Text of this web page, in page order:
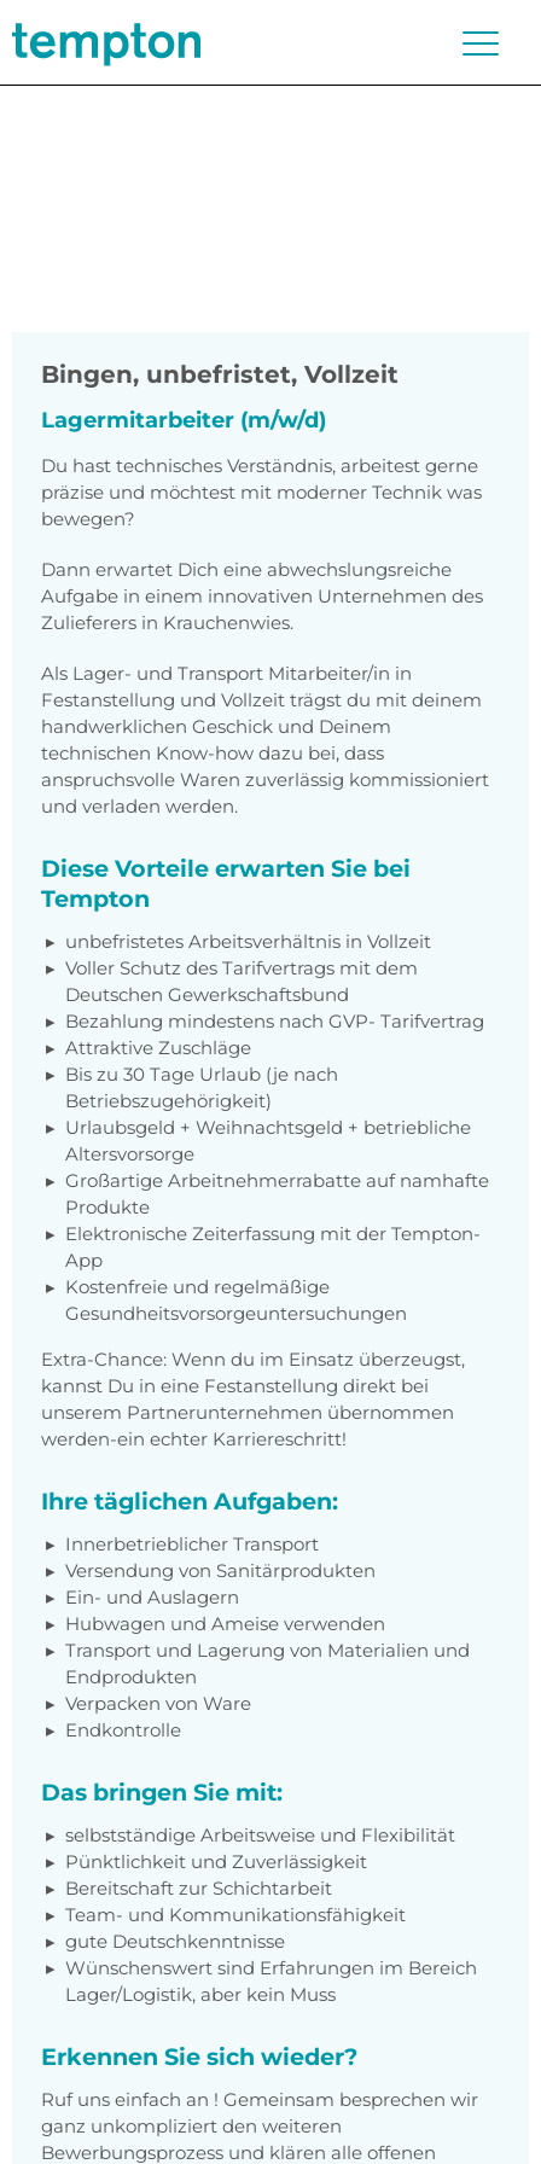
Bingen, unbefristet, Vollzeit
Lagermitarbeiter (m/w/d)
Du hast technisches Verständnis, arbeitest gerne
präzise und möchtest mit moderner Technik was
bewegen?
Dann erwartet Dich eine abwechslungsreiche
Aufgabe in einem innovativen Unternehmen des
Zulieferers in Krauchenwies.
Als Lager- und Transport Mitarbeiter/in in
Festanstellung und Vollzeit trägst du mit deinem
handwerklichen Geschick und Deinem
technischen Know-how dazu bei, dass
anspruchsvolle Waren zuverlässig kommissioniert
und verladen werden.
Diese Vorteile erwarten Sie bei
Tempton
unbefristetes Arbeitsverhältnis in Vollzeit
Voller Schutz des Tarifvertrags mit dem
Deutschen Gewerkschaftsbund
Bezahlung mindestens nach GVP- Tarifvertrag
Attraktive Zuschläge
Bis zu 30 Tage Urlaub (je nach
Betriebszugehörigkeit)
Urlaubsgeld + Weihnachtsgeld + betriebliche
Altersvorsorge
Großartige Arbeitnehmerrabatte auf namhafte
Produkte
Elektronische Zeiterfassung mit der Tempton-
App
Kostenfreie und regelmäßige
Gesundheitsvorsorgeuntersuchungen
Extra-Chance: Wenn du im Einsatz überzeugst,
kannst Du in eine Festanstellung direkt bei
unserem Partnerunternehmen übernommen
werden-ein echter Karriereschritt!
Ihre täglichen Aufgaben:
Innerbetrieblicher Transport
Versendung von Sanitärprodukten
Ein- und Auslagern
Hubwagen und Ameise verwenden
Transport und Lagerung von Materialien und
Endprodukten
Verpacken von Ware
Endkontrolle
Das bringen Sie mit:
selbstständige Arbeitsweise und Flexibilität
Pünktlichkeit und Zuverlässigkeit
Bereitschaft zur Schichtarbeit
Team- und Kommunikationsfähigkeit
gute Deutschkenntnisse
Wünschenswert sind Erfahrungen im Bereich
Lager/Logistik, aber kein Muss
Erkennen Sie sich wieder?
Ruf uns einfach an ! Gemeinsam besprechen wir
ganz unkompliziert den weiteren
Bewerbungsprozess und klären alle offenen